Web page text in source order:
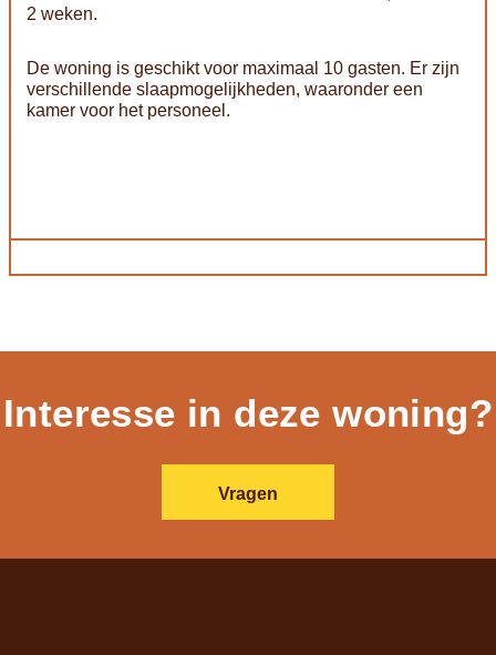
2 weken.
De woning is geschikt voor maximaal 10 gasten. Er zijn
verschillende slaapmogelijkheden, waaronder een
kamer voor het personeel.
Interesse in deze woning?
Vragen